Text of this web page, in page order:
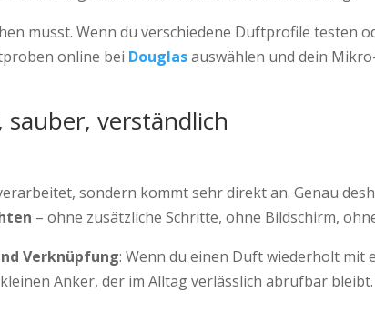
musst. Wenn du verschiedene Duftprofile testen
online bei Douglasauswählen und dein
verständlich
sondern kommt sehr direkt an. Genau
– ohne zusätzliche Schritte, ohne Bildschirm,
Verknüpfung: Wenn du einen Duft wiederholt mit
Anker, der im Alltag verlässlich abrufbar